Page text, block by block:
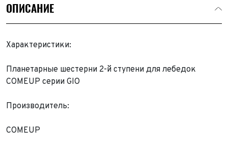
ОПИСАНИЕ
Характеристики:
Планетарные шестерни 2-й ступени для лебедок
COMEUP серии GIO
Производитель:
COMEUP